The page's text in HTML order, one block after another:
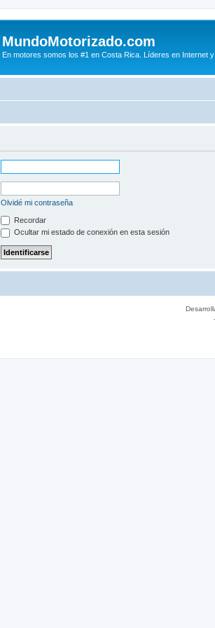
MundoMotorizado.com
En motores somos los #1 en Costa Rica. Líderes en Internet y
Olvidé mi contraseña
Recordar
Ocultar mi estado de conexión en esta sesión